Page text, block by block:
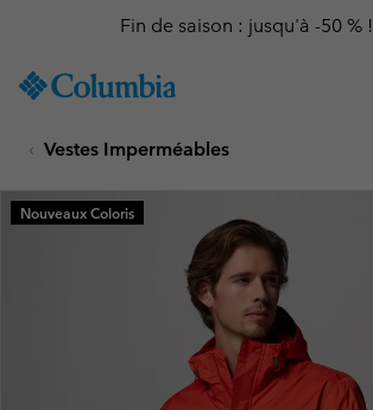
TO
SKIP
MAIN
NAV
Fin de saison : jusqu'à -50 % !
Vestes Imperméables
Nouveaux Coloris